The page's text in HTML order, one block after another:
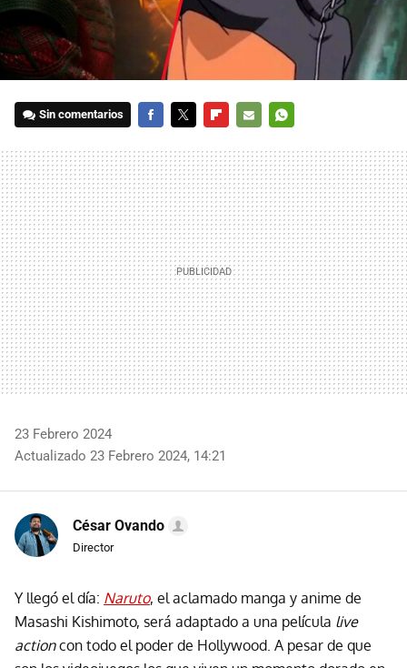
Sin comentarios
MAIL
23 Febrero 2024
Actualizado 23 Febrero 2024, 14:21
César Ovando
Director
Y llegó el día: Naruto, el aclamado manga y anime de
Masashi Kishimoto, será adaptado a una película live
actioncon todo el poder de Hollywood. A pesar de que